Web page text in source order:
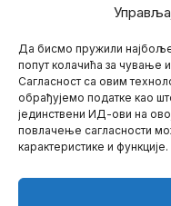
Да бисмо пружили најбоље
попут колачића за чување
Сагласност са овим
обрађујемо податке као
јединствени ИД-ови на
повлачење сагласности
карактеристике и функције.
Mario zna Youtube
nismo
ček, ali
rekao je
MEDIJI
DOK SE